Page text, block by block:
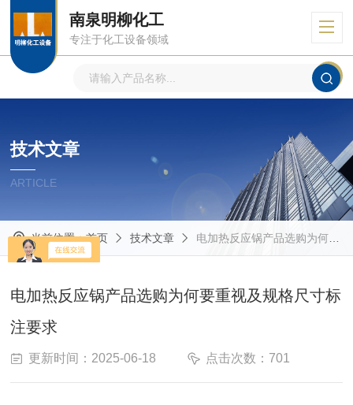
南泉明柳化工
专注于化工设备领域
技术文章
ARTICLE
当前位置：首页 技术文章 电加热反应锅产品选购为何要重视及规格尺寸标注要求
电加热反应锅产品选购为何要重视及规格尺寸标
注要求
更新时间：2025-06-18 点击次数：701